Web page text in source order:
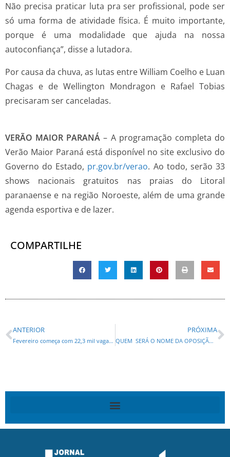
Não precisa praticar luta pra ser profissional, pode ser
só uma forma de atividade física. É muito importante,
porque é uma modalidade que ajuda na nossa
autoconfiança”, disse a lutadora.
Por causa da chuva, as lutas entre William Coelho e Luan
Chagas e de Wellington Mondragon e Rafael Tobias
precisaram ser canceladas.
VERÃO MAIOR PARANÁ– A programação completa do
Verão Maior Paraná está disponível no site exclusivo do
Governo do Estado, pr.gov.br/verao. Ao todo, serão 33
shows nacionais gratuitos nas praias do Litoral
paranaense e na região Noroeste, além de uma grande
agenda esportiva e de lazer.
COMPARTILHE
ANTERIOR
Fevereiro começa com 22,3 mil vagas de emprego nas Agências do Trabalhador do Paraná
PRÓXIMA
QUEM SERÁ O NOME DA OPOSIÇÃO? INELEGÍVEL, BOLSONARO VOLTA A DIZER QUE RATINHO JR . É UM BOM NOME PARA 2026!